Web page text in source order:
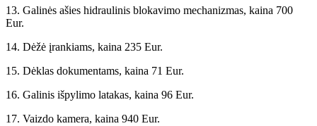
13. Galinės ašies hidraulinis blokavimo mechanizmas, kaina 700
Eur.
14. Dėžė įrankiams, kaina 235 Eur.
15. Dėklas dokumentams, kaina 71 Eur.
16. Galinis išpylimo latakas, kaina 96 Eur.
17. Vaizdo kamera, kaina 940 Eur.